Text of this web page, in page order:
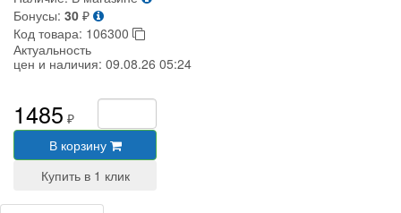
Бонусы: 30 ₽
Код товара: 106300
Актуальность
цен и наличия: 09.08.26 05:24
1485 ₽
В корзину